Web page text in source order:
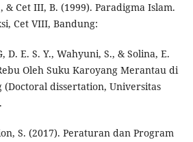
& Cet III, B. (1999). Paradigma Islam.
Cet VIII, Bandung:
D. E. S. Y., Wahyuni, S., & Solina, E.
Oleh Suku Karoyang Merantau di
(Doctoral dissertation, Universitas
S. (2017). Peraturan dan Program